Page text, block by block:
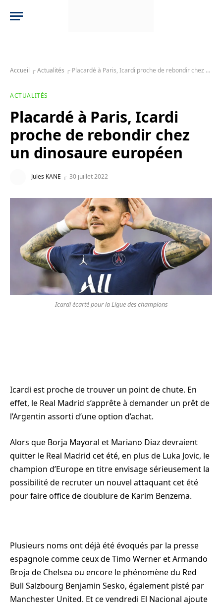
Accueil ┌Actualités ┌ Placardé à Paris, Icardi proche de rebondir chez un dinosaure européen
ACTUALITÉS
Placardé à Paris, Icardi
proche de rebondir chez
un dinosaure européen
Jules KANE 30 juillet 2022
Icardi écarté pour la Ligue des champions
Icardi est proche de trouver un point de chute. En
effet, le Real Madrid s’apprête à demander un prêt de
l’Argentin assorti d’une option d’achat.
Alors que Borja Mayoral et Mariano Diaz devraient
quitter le Real Madrid cet été, en plus de Luka Jovic, le
champion d’Europe en titre envisage sérieusement la
possibilité de recruter un nouvel attaquant cet été
pour faire office de doublure de Karim Benzema.
Plusieurs noms ont déjà été évoqués par la presse
espagnole comme ceux de Timo Werner et Armando
Broja de Chelsea ou encore le phénomène du Red
Bull Salzbourg Benjamin Sesko, également pisté par
Manchester United. Et ce vendredi El Nacional ajoute